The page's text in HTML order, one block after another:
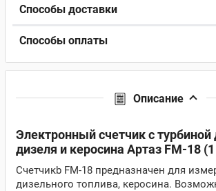
Способы доставки
Способы оплаты
Описание
Электронный счетчик с турбиной
дизеля и керосина Артаз FM-18
Счетчикb FM-18 предназначен для
дизельного топлива, керосина.